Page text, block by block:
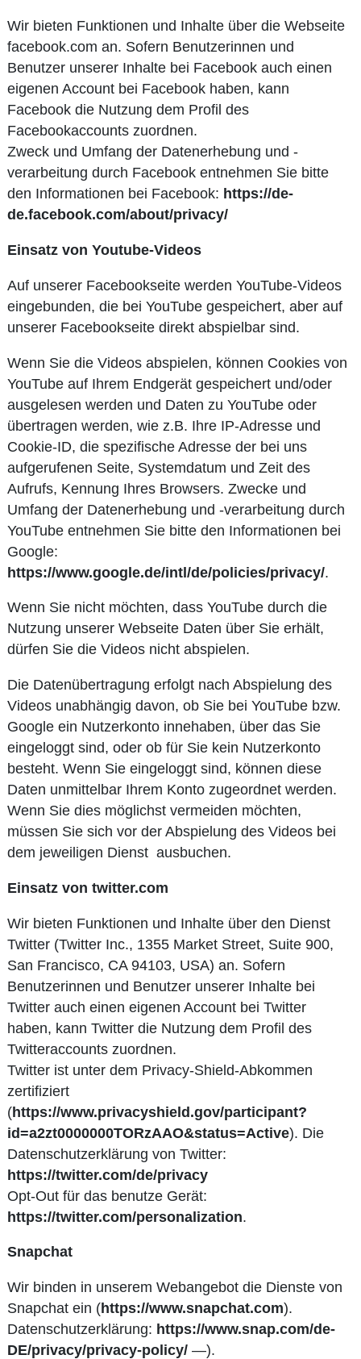
Wir bieten Funktionen und Inhalte über die Webseite
facebook.com an. Sofern Benutzerinnen und
Benutzer unserer Inhalte bei Facebook auch einen
eigenen Account bei Facebook haben, kann
Facebook die Nutzung dem Profil des
Facebookaccounts zuordnen.
Zweck und Umfang der Datenerhebung und -
verarbeitung durch Facebook entnehmen Sie bitte
den Informationen bei Facebook: https://de-
de.facebook.com/about/privacy/
Einsatz von Youtube-Videos
Auf unserer Facebookseite werden YouTube-Videos
eingebunden, die bei YouTube gespeichert, aber auf
unserer Facebookseite direkt abspielbar sind.
Wenn Sie die Videos abspielen, können Cookies von
YouTube auf Ihrem Endgerät gespeichert und/oder
ausgelesen werden und Daten zu YouTube oder
übertragen werden, wie z.B. Ihre IP-Adresse und
Cookie-ID, die spezifische Adresse der bei uns
aufgerufenen Seite, Systemdatum und Zeit des
Aufrufs, Kennung Ihres Browsers. Zwecke und
Umfang der Datenerhebung und -verarbeitung durch
YouTube entnehmen Sie bitte den Informationen bei
Google:
https://www.google.de/intl/de/policies/privacy/.
Wenn Sie nicht möchten, dass YouTube durch die
Nutzung unserer Webseite Daten über Sie erhält,
dürfen Sie die Videos nicht abspielen.
Die Datenübertragung erfolgt nach Abspielung des
Videos unabhängig davon, ob Sie bei YouTube bzw.
Google ein Nutzerkonto innehaben, über das Sie
eingeloggt sind, oder ob für Sie kein Nutzerkonto
besteht. Wenn Sie eingeloggt sind, können diese
Daten unmittelbar Ihrem Konto zugeordnet werden.
Wenn Sie dies möglichst vermeiden möchten,
müssen Sie sich vor der Abspielung des Videos bei
dem jeweiligen Dienst ausbuchen.
Einsatz von twitter.com
Wir bieten Funktionen und Inhalte über den Dienst
Twitter (Twitter Inc., 1355 Market Street, Suite 900,
San Francisco, CA 94103, USA) an. Sofern
Benutzerinnen und Benutzer unserer Inhalte bei
Twitter auch einen eigenen Account bei Twitter
haben, kann Twitter die Nutzung dem Profil des
Twitteraccounts zuordnen.
Twitter ist unter dem Privacy-Shield-Abkommen
zertifiziert
(https://www.privacyshield.gov/participant?
id=a2zt0000000TORzAAO&status=Active). Die
Datenschutzerklärung von Twitter:
https://twitter.com/de/privacy
Opt-Out für das benutze Gerät:
https://twitter.com/personalization.
Snapchat
Wir binden in unserem Webangebot die Dienste von
Snapchat ein (https://www.snapchat.com).
Datenschutzerklärung: https://www.snap.com/de-
DE/privacy/privacy-policy/—).